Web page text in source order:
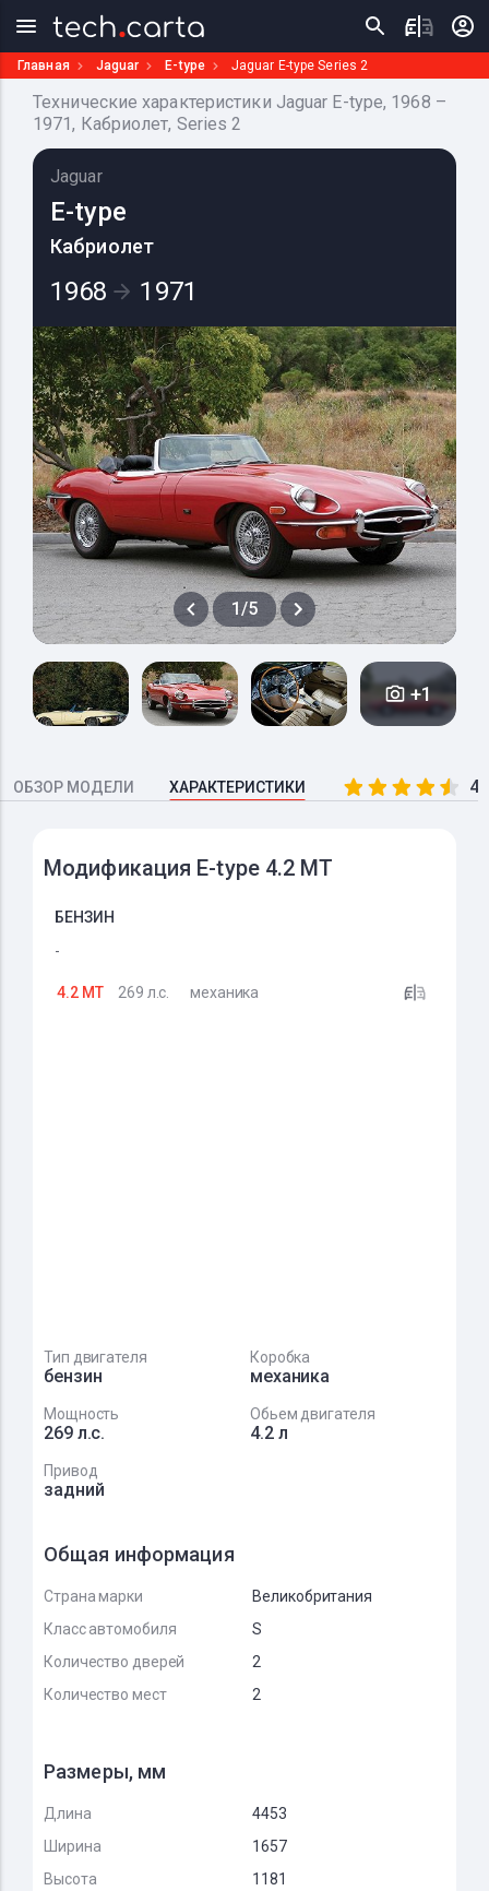
Главная Jaguar E-type Jaguar E-type Series 2
Технические характеристики Jaguar E-type, 1968 –
1971, Кабриолет, Series 2
Jaguar
E-type
Кабриолет
1968 1971
1/5
+1
ОБЗОР МОДЕЛИ ХАРАКТЕРИСТИКИ
Модификация E-type 4.2 MT
БЕНЗИН
-
4.2 MT 269 л.с. механика
Тип двигателя
бензин
Коробка
механика
Мощность
269 л.с.
Обьем двигателя
4.2 л
Привод
задний
Общая информация
Страна марки
Великобритания
Класс автомобиля
S
Количество дверей
2
Количество мест
2
Размеры, мм
Длина
4453
Ширина
1657
Высота
1181